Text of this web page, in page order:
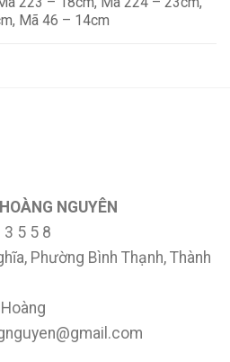
Mã 46 – 14cm
NGUYÊN
3 5 5 8
Phường Bình Thạnh, Thành